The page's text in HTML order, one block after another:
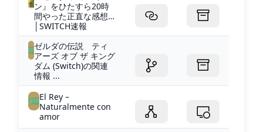
ン』をひたすら20時
間やった正直な感想…
│SWITCH速報
ゼルダの伝説 ティ
アーズ オブ ザ キング
ダム (Switch)の関連
情報 ...
El Rey –
Naturalmente con
amor